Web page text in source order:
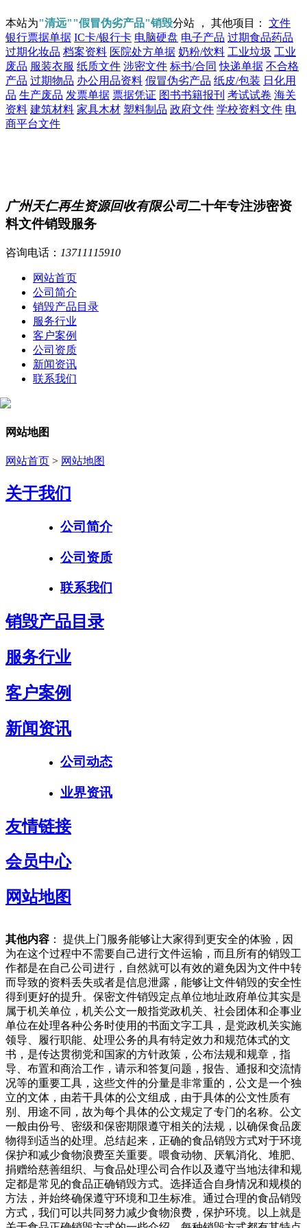
本站为"清远""假冒伪劣产品"销毁分站 ， 其他项目： 文件
银行票据单据 IC卡/银行卡 电脑硬盘 电子产品 过期食品药品
过期化妆品 档案资料 医院处方单据 奶粉/饮料 工业垃圾 工业
废品 服装衣服 纸质文件 涉密文件 标书/合同 快递单据 不合格
产品 过期物品 办公用品资料 假冒伪劣产品 纸皮/包装 日化用
品 生产废品 发票单据 票据凭证 图书书籍报刊 考试试卷 海关
资料 建筑材料 家具木材 塑料制品 政府文件 学校资料文件 电
商平台文件
广州天仁再生资源回收有限公司二十年专注涉密资
料文件销毁服务
咨询电话： 13711115910
网站首页
公司简介
销毁产品目录
服务行业
客户案例
公司资质
新闻资讯
联系我们
网站地图
网站首页 > 网站地图
关于我们
公司简介
公司资质
联系我们
销毁产品目录
服务行业
客户案例
新闻资讯
公司动态
业界资讯
友情链接
会员中心
网站地图
其他内容 ： 提供上门服务能够让大家得到更安全的体验，因
为在这个过程中不需要自己进行文件运输，而且所有的销毁工
作都是在自己公司进行，自然就可以有效的避免因为文件中转
而导致的资料丢失或者是信息泄露，能够让文件销毁的安全性
得到更好的提升。保密文件销毁定点单位地址政府单位其实是
属于机关单位，机关公文一般指党政机关、社会团体和企事业
单位在处理各种公务时使用的书面文字工具，是党政机关实施
领导、履行职能、处理公务的具有特定效力和规范体式的文
书，是传达贯彻党和国家的方针政策，公布法规和规章，指
导、布置和商洽工作，请示和答复问题，报告、通报和交流情
况等的重要工具，这些文件的分量是非常重的，公文是一个独
立的文体，由若干具体的公文组成，由于具体的公文性质有
别、用途不同，故为每个具体的公文规定了专门的名称。公文
一般由份号、密级和保密期限遵守相关的法规，以确保食品废
物得到适当的处理。总结起来，正确的食品销毁方式对于环境
保护和减少食物浪费至关重要。喂食动物、厌氧消化、堆肥、
捐赠给慈善组织、与食品处理公司合作以及遵守当地法律和规
定都是常见的食品正确销毁方式。选择适合自身情况和规模的
方法，并始终确保遵守环境和卫生标准。通过合理的食品销毁
方式，我们可以共同努力减少食物浪费，保护环境。以上就是